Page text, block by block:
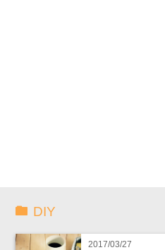
DIY
2017/03/27